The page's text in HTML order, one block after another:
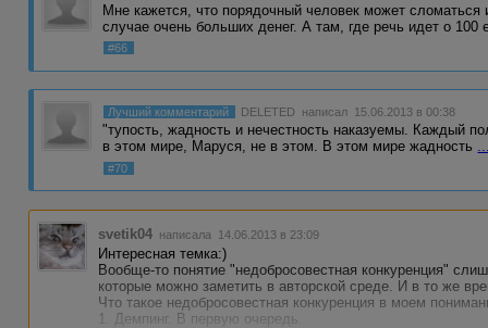
Мне кажется, что порядочный человек может сломаться
случае очень больших денег. А там, где речь идет о 100
#66
Лучший комментарий DELETED написал 15.06.2013 в 00:38
"тупость, жадность и нечестность наказуемы. Каждый
в этом мире, Маруся, не в этом. В этом мире жадность
#70
svetik04 написала 14.06.2013 в 23:09
Интересная темка:)
Вообще-то понятие "недобросовестная конкуренция"
которые можно заметить в авторской среде. И в то же
Что такое недобросовестная конкуренция в моем
1. Демпинг. В первую очередь.